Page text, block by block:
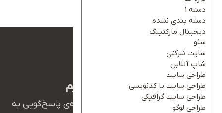
دسته 1
دسته بندی نشده
دیجیتال مارکتینگ
سئو
سایت شرکتی
شاپ آنلاین
طراحی سایت
طراحی سایت با کدنویسی
طراحی سایت گرافیکی
طراحی لوگو
ما بهت کمک میکنیم
همکاران ما در تیم پشتیبانی آریانو آماده‌ی پاسخ‌گویی به